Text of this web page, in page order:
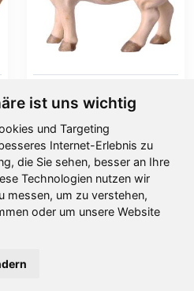
ist uns wichtig
und Targeting
Internet-Erlebnis zu
die Sie sehen, besser an Ihre
Technologien nutzen wir
messen, um zu verstehen,
oder um unsere Website
Ab11,00 €